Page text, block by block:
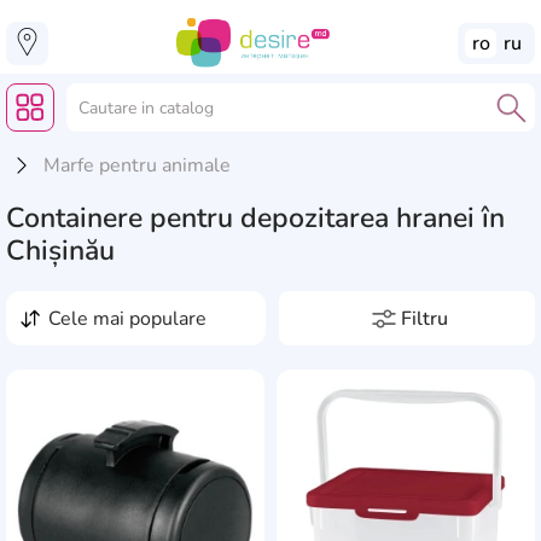
ro ru
Marfe pentru animale
Containere pentru depozitarea hranei în
Chișinău
Preț, lei
Beeztees
3
Bytplast 8
Volume, l
1.8 1
Filtru
cele mai populare
AddCardToFavourite